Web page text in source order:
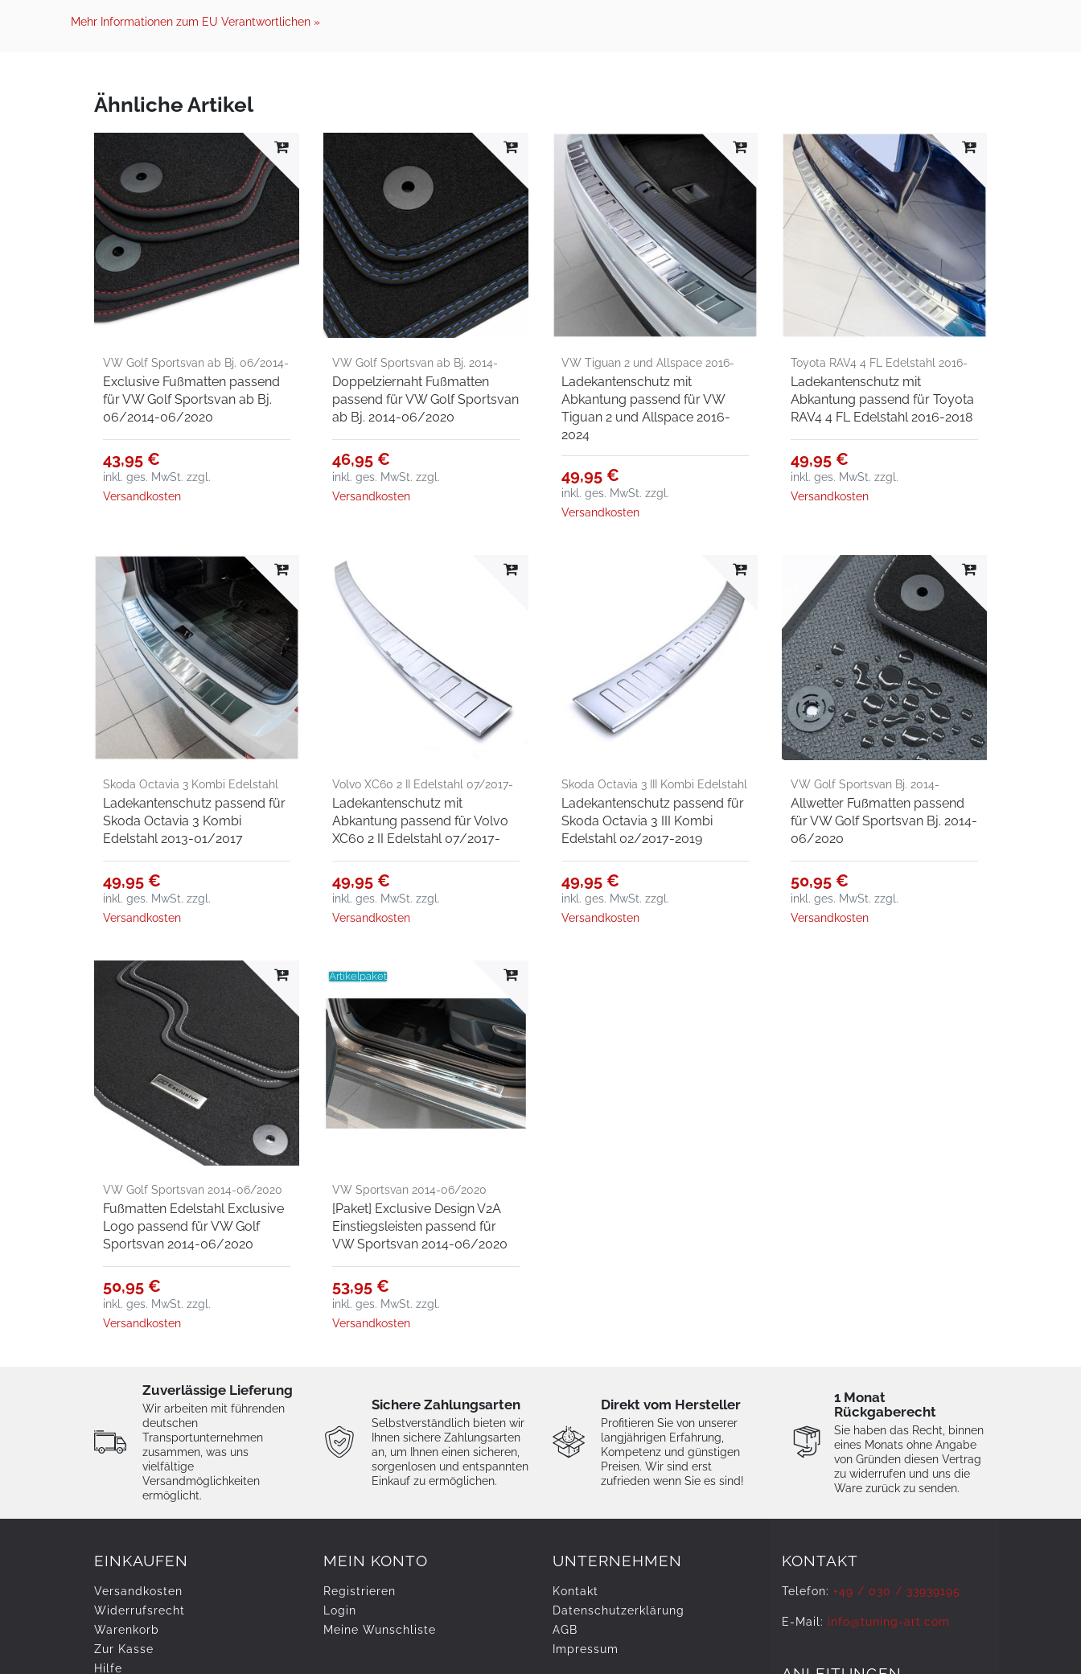
Mehr Informationen zum EU Verantwortlichen »
Ähnliche Artikel
VW Golf Sportsvan ab Bj. 06/2014-
06/2020
Exclusive Fußmatten passend
für VW Golf Sportsvan ab Bj.
06/2014-06/2020
43,95 €
inkl. ges. MwSt. zzgl.
Versandkosten
VW Golf Sportsvan ab Bj. 2014-
06/2020
Doppelziernaht Fußmatten
passend für VW Golf Sportsvan
ab Bj. 2014-06/2020
46,95 €
inkl. ges. MwSt. zzgl.
Versandkosten
VW Tiguan 2 und Allspace 2016-
2024
Ladekantenschutz mit
Abkantung passend für VW
Tiguan 2 und Allspace 2016-
2024
49,95 €
inkl. ges. MwSt. zzgl.
Versandkosten
Toyota RAV4 4 FL Edelstahl 2016-
2018
Ladekantenschutz mit
Abkantung passend für Toyota
RAV4 4 FL Edelstahl 2016-2018
49,95 €
inkl. ges. MwSt. zzgl.
Versandkosten
Skoda Octavia 3 Kombi Edelstahl
2013-01/2017
Ladekantenschutz passend für
Skoda Octavia 3 Kombi
Edelstahl 2013-01/2017
49,95 €
inkl. ges. MwSt. zzgl.
Versandkosten
Volvo XC60 2 II Edelstahl 07/2017-
Ladekantenschutz mit
Abkantung passend für Volvo
XC60 2 II Edelstahl 07/2017-
49,95 €
inkl. ges. MwSt. zzgl.
Versandkosten
Skoda Octavia 3 III Kombi Edelstahl
02/2017-2019
Ladekantenschutz passend für
Skoda Octavia 3 III Kombi
Edelstahl 02/2017-2019
49,95 €
inkl. ges. MwSt. zzgl.
Versandkosten
VW Golf Sportsvan Bj. 2014-
06/2020
Allwetter Fußmatten passend
für VW Golf Sportsvan Bj. 2014-
06/2020
50,95 €
inkl. ges. MwSt. zzgl.
Versandkosten
VW Golf Sportsvan 2014-06/2020
Fußmatten Edelstahl Exclusive
Logo passend für VW Golf
Sportsvan 2014-06/2020
50,95 €
inkl. ges. MwSt. zzgl.
Versandkosten
Artikelpaket
VW Sportsvan 2014-06/2020
[Paket] Exclusive Design V2A
Einstiegsleisten passend für
VW Sportsvan 2014-06/2020
53,95 €
inkl. ges. MwSt. zzgl.
Versandkosten
Zuverlässige Lieferung
Wir arbeiten mit führenden
deutschen
Transportunternehmen
zusammen, was uns
vielfältige
Versandmöglichkeiten
ermöglicht.
Sichere Zahlungsarten
Selbstverständlich bieten wir
Ihnen sichere Zahlungsarten
an, um Ihnen einen sicheren,
sorgenlosen und entspannten
Einkauf zu ermöglichen.
Direkt vom Hersteller
Profitieren Sie von unserer
langjährigen Erfahrung,
Kompetenz und günstigen
Preisen. Wir sind erst
zufrieden wenn Sie es sind!
1 Monat
Rückgaberecht
Sie haben das Recht, binnen
eines Monats ohne Angabe
von Gründen diesen Vertrag
zu widerrufen und uns die
Ware zurück zu senden.
EINKAUFEN
Versandkosten
Widerrufs­recht
Warenkorb
Zur Kasse
Hilfe
MEIN KONTO
Registrieren
Login
Meine Wunschliste
UNTERNEHMEN
Kontakt
Daten­schutz­erklärung
AGB
Impressum
KONTAKT
Telefon: +49 / 030 / 33939195
E-Mail: info@tuning-art.com